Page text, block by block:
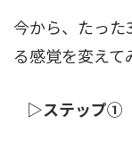
今から、たっ
る感覚を変えて
▷ステップ①